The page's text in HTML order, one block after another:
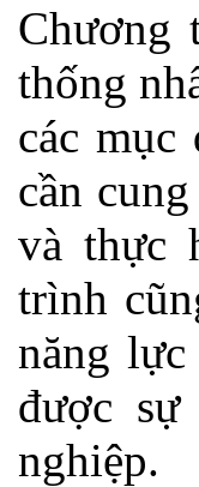
Chương
thống
các
cần
và thực
trình
năng
được
nghiệp.